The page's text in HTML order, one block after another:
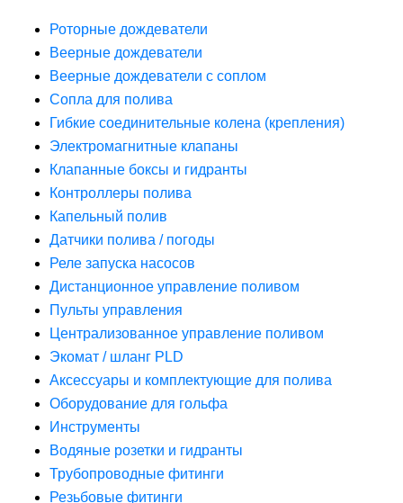
Роторные дождеватели
Веерные дождеватели
Веерные дождеватели с соплом
Сопла для полива
Гибкие соединительные колена (крепления)
Электромагнитные клапаны
Клапанные боксы и гидранты
Контроллеры полива
Капельный полив
Датчики полива / погоды
Реле запуска насосов
Дистанционное управление поливом
Пульты управления
Централизованное управление поливом
Экомат / шланг PLD
Аксессуары и комплектующие для полива
Оборудование для гольфа
Инструменты
Водяные розетки и гидранты
Трубопроводные фитинги
Резьбовые фитинги